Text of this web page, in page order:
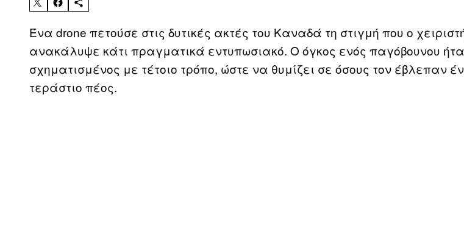
Ένα drone πετούσε στις δυτικές ακτές του Καναδά τη στιγμή που ο
ανακάλυψε κάτι πραγματικά εντυπωσιακό. Ο όγκος ενός παγόβουνου
σχηματισμένος με τέτοιο τρόπο, ώστε να θυμίζει σε όσους τον έβλεπαν
τεράστιο πέος.